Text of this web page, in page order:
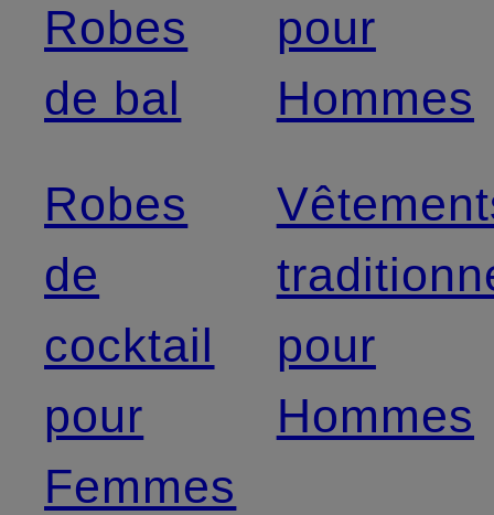
Robes
de bal
Robes
de
cocktail
pour
Femmes
pour
Hommes
pour
Hommes